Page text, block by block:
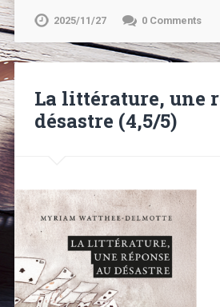
2025/11/27 0 Comments
La littérature, une
désastre (4,5/5)